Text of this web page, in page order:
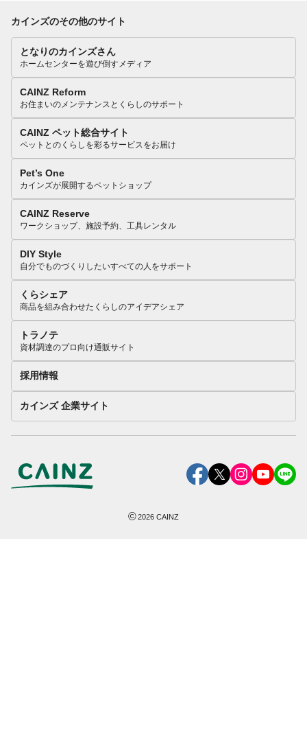
カインズのその他のサイト
となりのカインズさん
ホームセンターを遊び倒すメディア
CAINZ Reform
お住まいのメンテナンスとくらしのサポート
CAINZ ペット総合サイト
ペットとのくらしを彩るサービスをお届け
Pet’s One
カインズが展開するペットショップ
CAINZ Reserve
ワークショップ、施設予約、工具レンタル
DIY Style
自分でものづくりしたいすべての人をサポート
くらシェア
商品を組み合わせたくらしのアイデアシェア
トラノテ
資材調達のプロ向け通販サイト
採用情報
カインズ 企業サイト
©2026 CAINZ